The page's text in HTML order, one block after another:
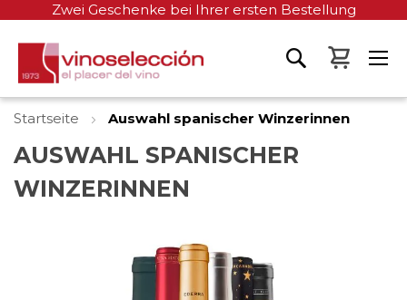
Zwei Geschenke bei Ihrer ersten Bestellung
Mein
Startseite Auswahl spanischer Winzerinnen
AUSWAHL SPANISCHER
WINZERINNEN